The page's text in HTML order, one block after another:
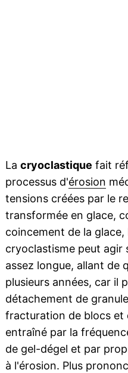
La cryoclastique fait
processus d'érosion
tensions créées par le
transformée en glace,
coincement de la
cryoclastisme peut agir
assez longue, allant de
plusieurs années, car il
détachement de
fracturation de blocs et
entraîné par la
de gel-dégel et par
à l'érosion. Plus